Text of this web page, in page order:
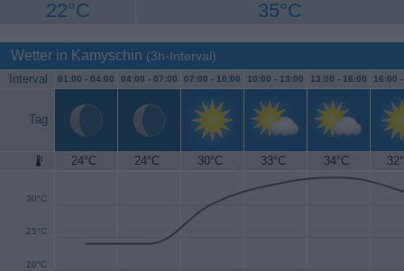
22°C 35°C
Wetter in Kamyschin (3h-Interval)
Interval 01:00 - 04:00 04:00 - 07:00 07:00 - 10:00 10:00 - 13:00 13:00 - 16:00 16:00
Tag
24°C 24°C 30°C 33°C 34°C
20°C
25°C
30°C
35°C